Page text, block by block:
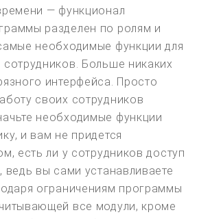
— функционал
разделен по ролям и
необходимые функции для
Больше никаких
интерфейса. Просто
своих сотрудников
необходимые функции
и вам не придется
есть ли у сотрудников доступ
вы сами устанавливаете
ограничениям программы
все модули, кроме